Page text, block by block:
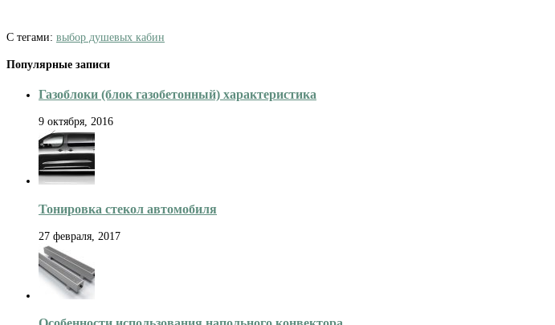
С тегами: выбор душевых кабин
Популярные записи
Газоблоки (блок газобетонный) характеристика
9 октября, 2016
Тонировка стекол автомобиля
27 февраля, 2017